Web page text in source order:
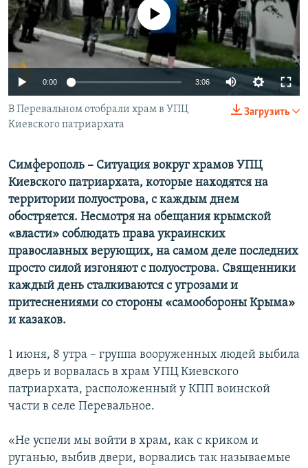
ПОБЕДИТЕЛЕЙ НЕ СУДЯТ?
КРЫМ.НЕПОКОРЕННЫЙ
ELIFBE
УКРАИНСКАЯ ПРОБЛЕМА КРЫМА
ПРИСОЕДИНЯЙТЕСЬ!
Все сайты RFE/RL
No media source currently available
0:00 3:06
Загрузить
В Перевальном отобрали храм в УПЦ
Киевского патриархата
Симферополь – Ситуация вокруг храмов УПЦ
Киевского патриархата, которые находятся на
территории полуострова, с каждым днем
обостряется. Несмотря на обещания крымской
«власти» соблюдать права украинских
православных верующих, на самом деле последних
просто силой изгоняют с полуострова. Священники
каждый день сталкиваются с угрозами и
притеснениями со стороны «самообороны Крыма»
и казаков.
1 июня, 8 утра – группа вооруженных людей выбила
дверь и ворвалась в храм УПЦ Киевского
патриархата, расположенный у КПП воинской
части в селе Перевальное.
«Не успели мы войти в храм, как с криком и
руганью, выбив двери, ворвались так называемые